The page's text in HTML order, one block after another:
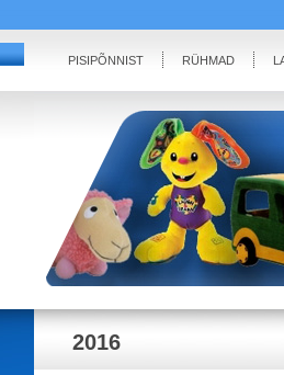
PISIPÕNNIST RÜHMAD
2016